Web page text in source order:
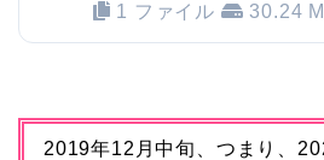
1 ファイル 30.24
2019年12月中旬、つまり、